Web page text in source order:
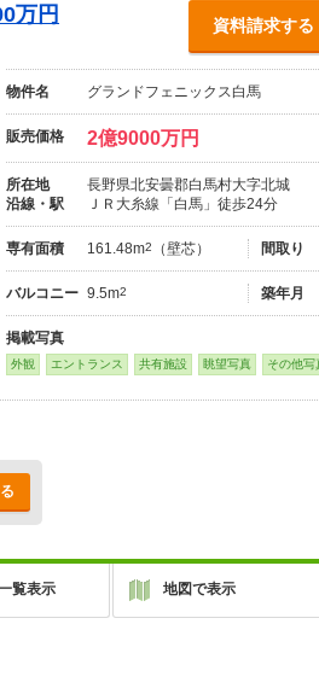
万円 資料請求する
物件名 グランドフェニックス白馬
販売価格 2億9000万円
所在地
長野県北安曇郡白馬村大字北城
沿線・駅
ＪＲ大糸線「白馬」徒歩24分
専有面積 161.48m2 （壁芯） 間取り
バルコニー 9.5m2 築年月
掲載写真
外観 エントランス 共有施設 眺望写真 その他写
覧表示 地図で表示